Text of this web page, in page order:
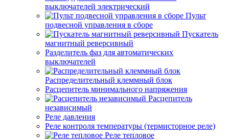
выключателей электрический
Пульт
подвесной управления в сборе
Пускатель
магнитный реверсивный
Разделитель фаз для автоматических
выключателей
Распределительный клеммный блок
Расцепитель минимального напряжения
Расцепитель
независимый
Реле давления
Реле контроля температуры (термисторное реле)
Реле тепловое